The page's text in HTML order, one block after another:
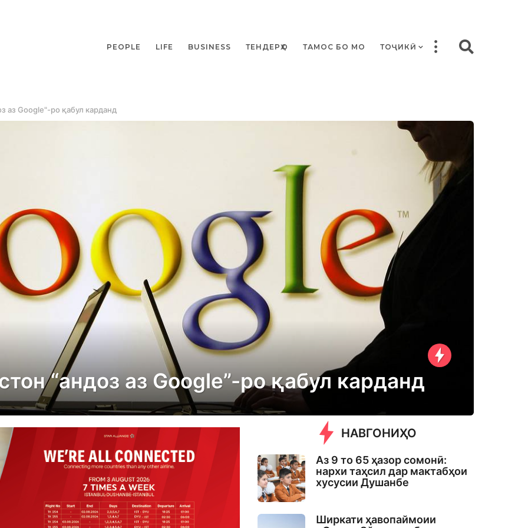
PEOPLE LIFE BUSINESS ТЕНДЕРҲО ТАМОС БО МО ТОҶИКӢ
аз Google"-ро қабул карданд
“андоз аз Google”-ро қабул карданд
НАВГОНИҲО
Аз 9 то 65 ҳазор сомонӣ:
нархи таҳсил дар мактабҳои
хусусии Душанбе
Ширкати ҳавопаймоии